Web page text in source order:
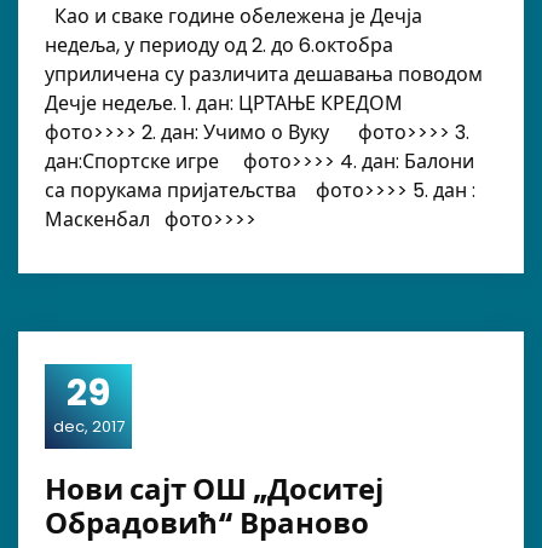
Као и сваке године обележена је Дечја
недеља, у периоду од 2. до 6.октобра
уприличена су различита дешавања поводом
Дечје недеље. 1. дан: ЦРТАЊЕ КРЕДОМ
фото>>>> 2. дан: Учимо о Вуку фото>>>> 3.
дан:Спортске игре фото>>>> 4. дан: Балони
са порукама пријатељства фото>>>> 5. дан :
Маскенбал фото>>>>
29
dec, 2017
Нови сајт ОШ „Доситеј
Обрадовић“ Враново